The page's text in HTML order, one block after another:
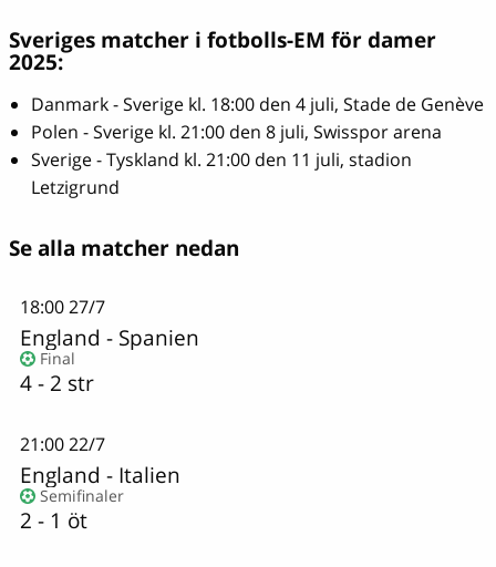
Sveriges matcher i fotbolls-EM för damer
2025:
Danmark - Sverige kl. 18:00 den 4 juli, Stade de Genève
Polen - Sverige kl. 21:00 den 8 juli, Swisspor arena
Sverige - Tyskland kl. 21:00 den 11 juli, stadion
Letzigrund
Se alla matcher nedan
18:0027/7
England - Spanien
Final
4 - 2 str
21:0022/7
England - Italien
Semifinaler
2 - 1 öt